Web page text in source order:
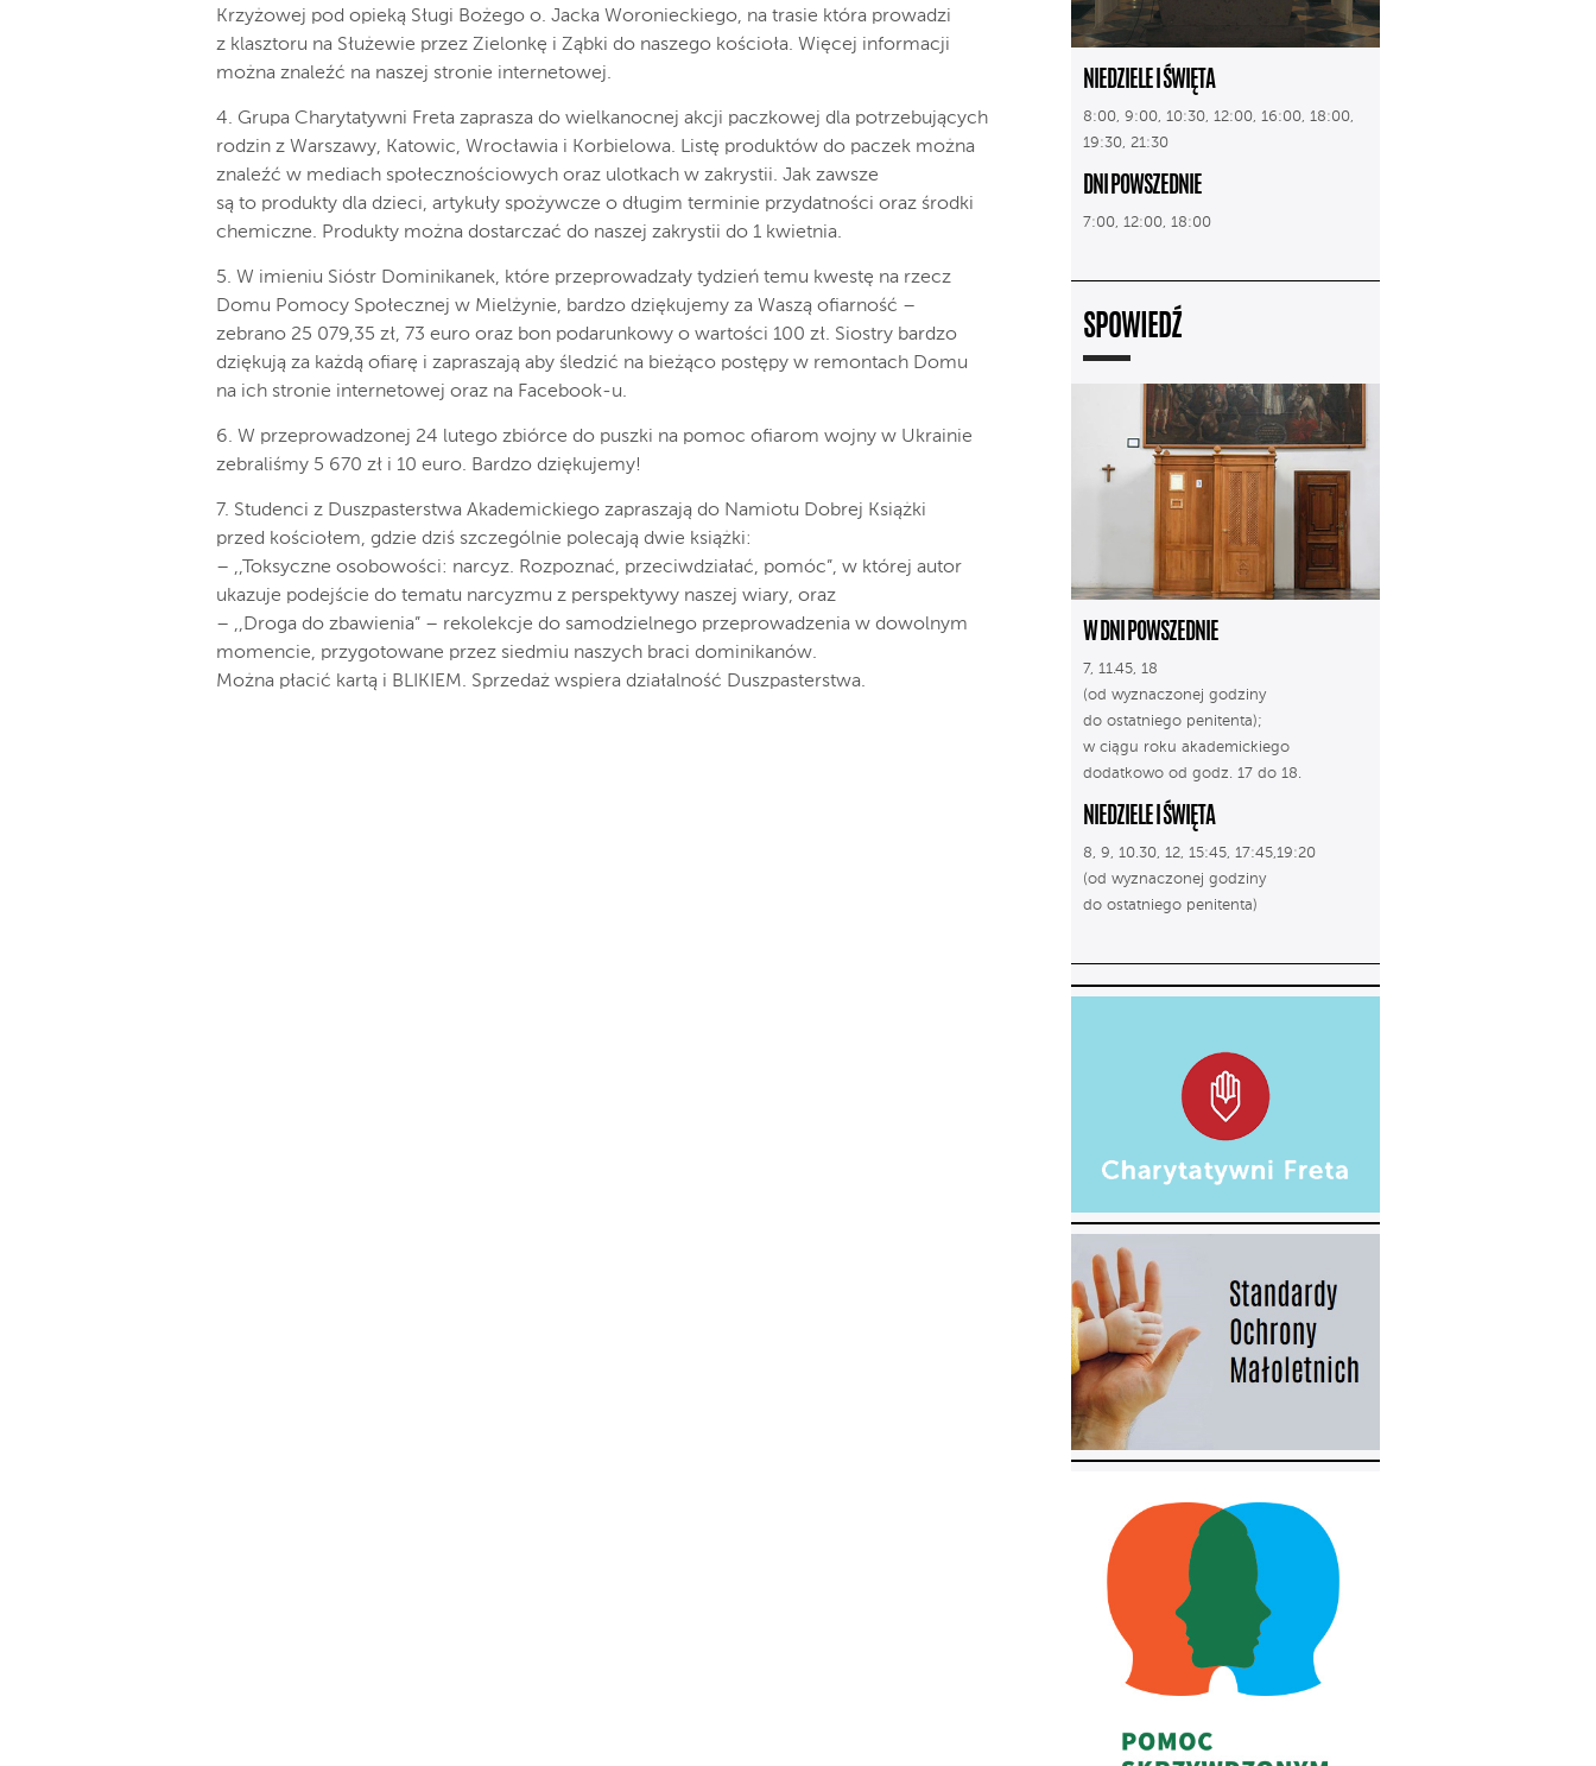
Krzyżowej pod opieką Sługi Bożego o. Jacka Woronieckiego, na trasie która prowadzi
z klasztoru na Służewie przez Zielonkę i Ząbki do naszego kościoła. Więcej informacji
można znaleźć na naszej stronie internetowej.
4. Grupa Charytatywni Freta zaprasza do wielkanocnej akcji paczkowej dla potrzebujących
rodzin z Warszawy, Katowic, Wrocławia i Korbielowa. Listę produktów do paczek można
znaleźć w mediach społecznościowych oraz ulotkach w zakrystii. Jak zawsze
są to produkty dla dzieci, artykuły spożywcze o długim terminie przydatności oraz środki
chemiczne. Produkty można dostarczać do naszej zakrystii do 1 kwietnia.
5. W imieniu Sióstr Dominikanek, które przeprowadzały tydzień temu kwestę na rzecz
Domu Pomocy Społecznej w Mielżynie, bardzo dziękujemy za Waszą ofiarność –
zebrano 25 079,35 zł, 73 euro oraz bon podarunkowy o wartości 100 zł. Siostry bardzo
dziękują za każdą ofiarę i zapraszają aby śledzić na bieżąco postępy w remontach Domu
na ich stronie internetowej oraz na Facebook-u.
6. W przeprowadzonej 24 lutego zbiórce do puszki na pomoc ofiarom wojny w Ukrainie
zebraliśmy 5 670 zł i 10 euro. Bardzo dziękujemy!
7. Studenci z Duszpasterstwa Akademickiego zapraszają do Namiotu Dobrej Książki
przed kościołem, gdzie dziś szczególnie polecają dwie książki:
– ,,Toksyczne osobowości: narcyz. Rozpoznać, przeciwdziałać, pomóc”, w której autor
ukazuje podejście do tematu narcyzmu z perspektywy naszej wiary, oraz
– ,,Droga do zbawienia” – rekolekcje do samodzielnego przeprowadzenia w dowolnym
momencie, przygotowane przez siedmiu naszych braci dominikanów.
Można płacić kartą i BLIKIEM. Sprzedaż wspiera działalność Duszpasterstwa.
NIEDZIELE I ŚWIĘTA
8:00, 9:00, 10:30, 12:00, 16:00, 18:00,
19:30, 21:30
DNI POWSZEDNIE
7:00, 12:00, 18:00
SPOWIEDŹ
W DNI POWSZEDNIE
7, 11.45, 18
(od wyznaczonej godziny
do ostatniego penitenta);
w ciągu roku akademickiego
dodatkowo od godz. 17 do 18.
NIEDZIELE I ŚWIĘTA
8, 9, 10.30, 12, 15:45, 17:45,19:20
(od wyznaczonej godziny
do ostatniego penitenta)